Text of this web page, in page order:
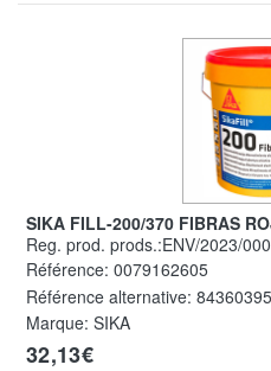
SIKA FILL-200/370 FIBRAS
Reg. prod. prods.:ENV/2023/
Référence: 0079162605
Référence alternative:
Marque: SIKA
32,13€